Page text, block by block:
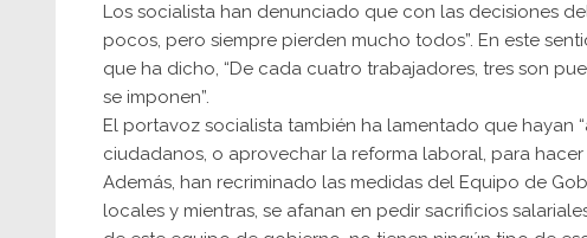
Los socialista han denunciado que con las decisiones
pocos, pero siempre pierden mucho todos”. En este
que ha dicho, “De cada cuatro trabajadores, tres son
se imponen”.
El portavoz socialista también ha lamentado que
ciudadanos, o aprovechar la reforma laboral, para
Además, han recriminado las medidas del Equipo de
locales y mientras, se afanan en pedir sacrificios